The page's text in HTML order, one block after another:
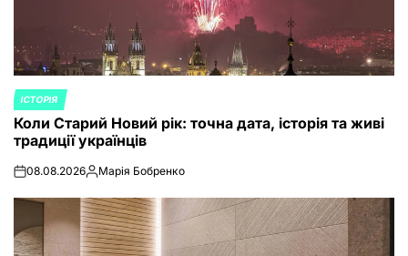
POSTED
IN
ІСТОРІЯ
Коли Старий Новий рік: точна дата, історія та живі
традиції українців
on08.08.2026Posted
Марія Бобренко